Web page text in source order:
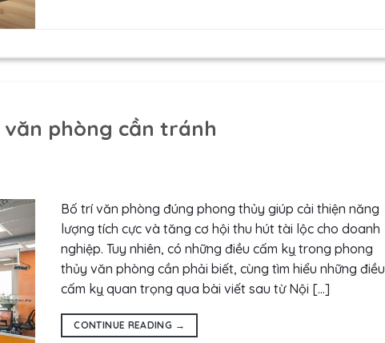
phòng cần tránh
Bố trí văn phòng đúng phong thủy giúp cải thiện năng
lượng tích cực và tăng cơ hội thu hút tài lộc cho doanh
nghiệp. Tuy nhiên, có những điều cấm kỵ trong phong
thủy văn phòng cần phải biết, cùng tìm hiểu những điều
cấm kỵ quan trọng qua bài viết sau từ Nội […]
CONTINUE READING →